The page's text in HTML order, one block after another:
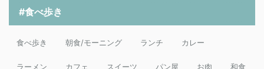
#食べ歩き
食べ歩き 朝食/モーニング ランチ カレー
ラーメン カフェ スイーツ パン屋 お肉 和食